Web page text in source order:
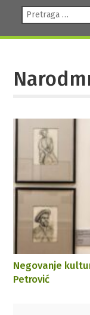
Pretraga:
Negovanje
Petrović